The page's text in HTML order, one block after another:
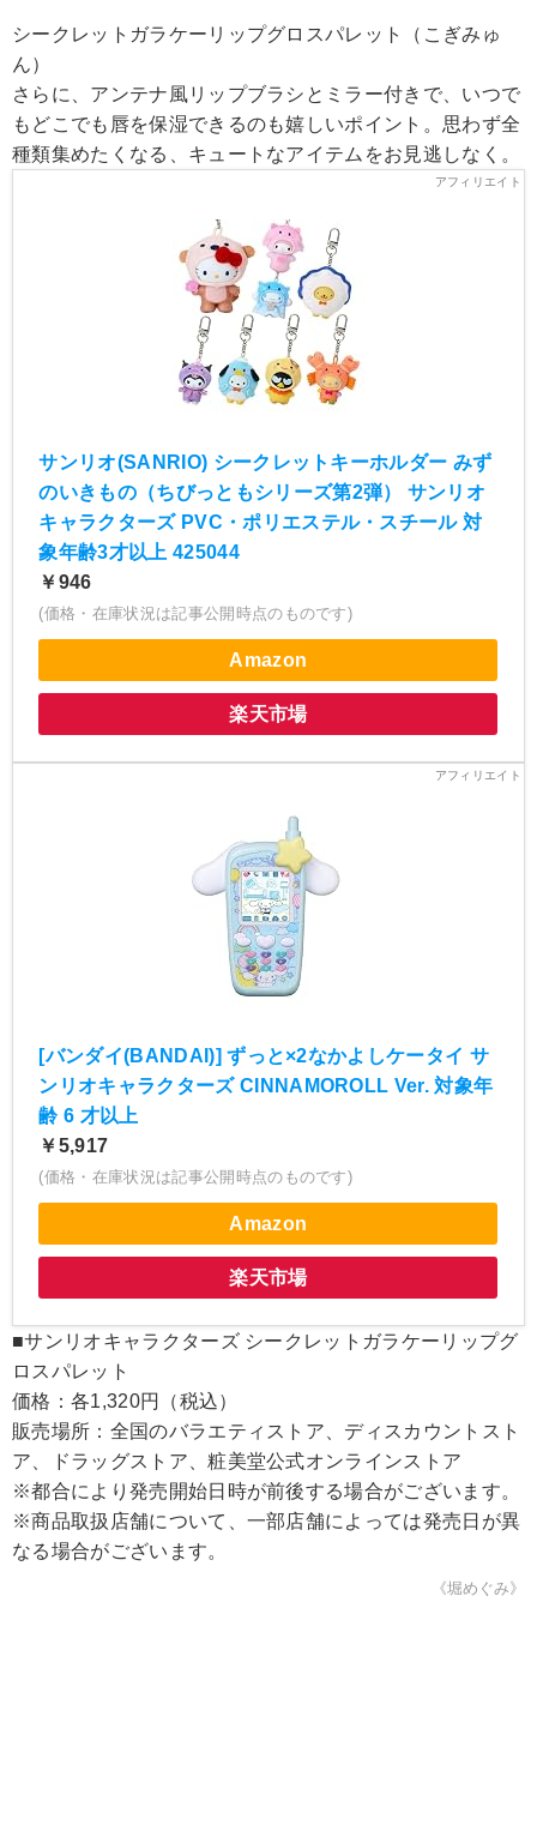
シークレットガラケーリップグロスパレット（こぎみゅ
ん）
さらに、アンテナ風リップブラシとミラー付きで、いつで
もどこでも唇を保湿できるのも嬉しいポイント。思わず全
種類集めたくなる、キュートなアイテムをお見逃しなく。
サンリオ(SANRIO) シークレットキーホルダー みず
のいきもの（ちびっともシリーズ第2弾） サンリオ
キャラクターズ PVC・ポリエステル・スチール 対
象年齢3才以上 425044
￥946
(価格・在庫状況は記事公開時点のものです)
Amazon
楽天市場
[バンダイ(BANDAI)] ずっと×2なかよしケータイ サ
ンリオキャラクターズ CINNAMOROLL Ver. 対象年
齢 6 才以上
￥5,917
(価格・在庫状況は記事公開時点のものです)
Amazon
楽天市場
■サンリオキャラクターズ シークレットガラケーリップグ
ロスパレット
価格：各1,320円（税込）
販売場所：全国のバラエティストア、ディスカウントスト
ア、ドラッグストア、粧美堂公式オンラインストア
※都合により発売開始日時が前後する場合がございます。
※商品取扱店舗について、一部店舗によっては発売日が異
なる場合がございます。
《堀めぐみ》